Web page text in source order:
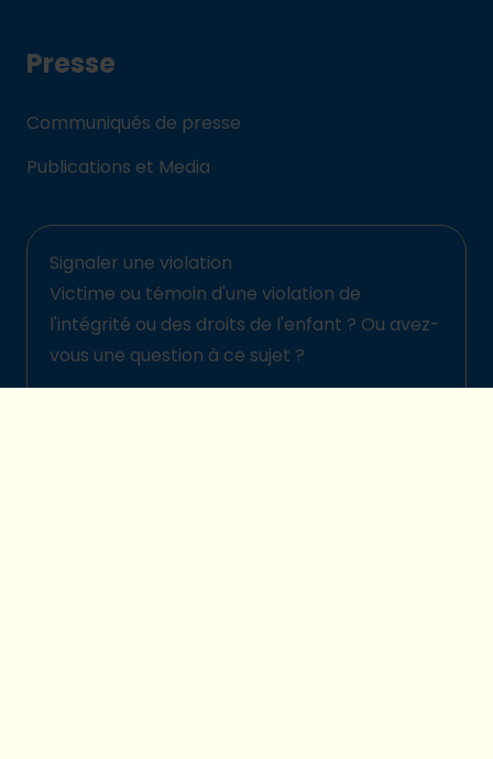
Presse
Communiqués de presse
Publications et Media
Signaler une violation
Victime ou témoin d'une violation de
l'intégrité ou des droits de l'enfant ? Ou avez-
vous une question à ce sujet ?